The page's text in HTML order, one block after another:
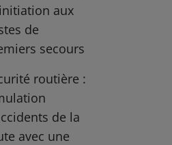
aux
de
secours
routière :
de la
avec une